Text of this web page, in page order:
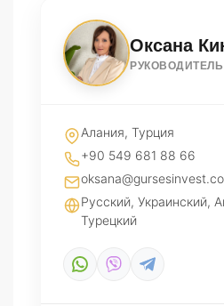
Оксана
Алания, Турция
+90 549 681 88 66
Русский, Украинский,
Турецкий